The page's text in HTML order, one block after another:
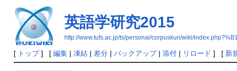
英語学研究2015
http://www.tufs.ac.jp/ts/personal/corpuskun/wiki/
[ トップ] [ 編集| 凍結| 差分| バックアップ| 添付| リロード ] [ 新